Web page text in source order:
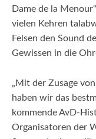
Dame de la
vielen Kehren
Felsen den Sound
Gewissen in die
„Mit der Zusage
haben wir das
kommende AvD-
Organisatoren der